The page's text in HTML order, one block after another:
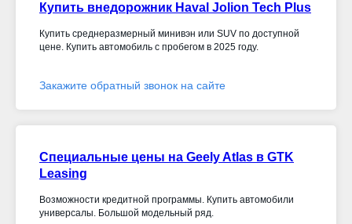
Купить внедорожник Haval Jolion Tech Plus
Купить среднеразмерный минивэн или SUV по доступной
цене. Купить автомобиль с пробегом в 2025 году.
Закажите обратный звонок на сайте
Специальные цены на Geely Atlas в GTK
Leasing
Возможности кредитной программы. Купить автомобили
универсалы. Большой модельный ряд.